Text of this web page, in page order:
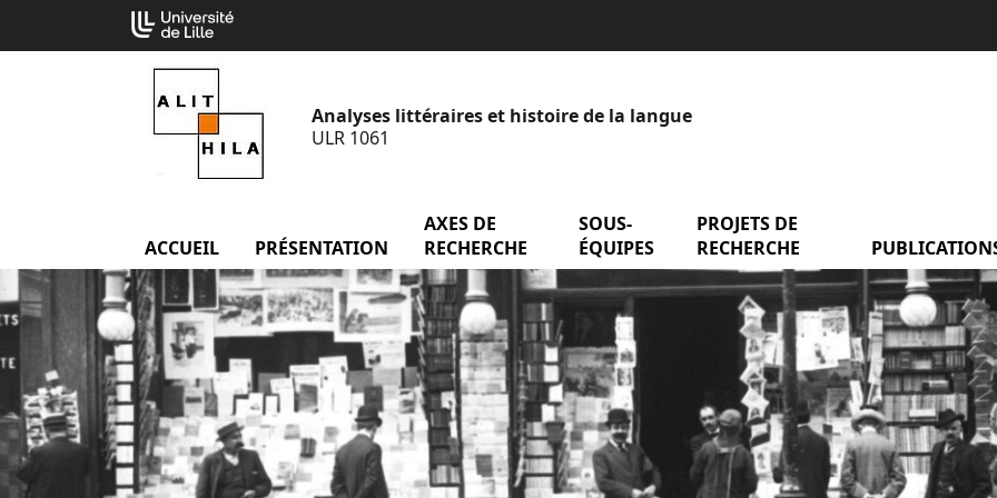
Analyses littéraires et histoire de la langue
ULR 1061
ACCUEIL menu Accueil
PRÉSENTATION menu Présentation
AXES DE
RECHERCHE
menu Axes de recherche
SOUS-
ÉQUIPES
menu Sous-équipes
PROJETS DE
RECHERCHE
menu Projets
Cookies management panel